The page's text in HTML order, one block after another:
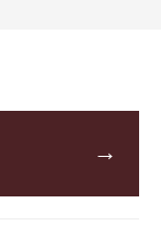
→